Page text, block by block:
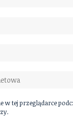
w tej przeglądarce